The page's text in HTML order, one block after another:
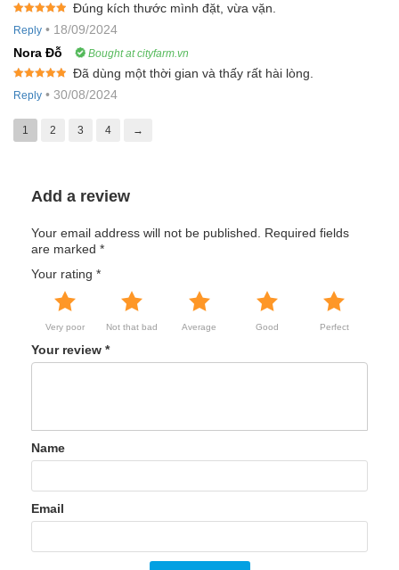
of 5
Đúng kích thước mình đặt, vừa vặn.
Reply • 18/09/2024
Nora Đỗ
Bought at cityfarm.vn
of 5
Đã dùng một thời gian và thấy rất hài lòng.
Reply • 30/08/2024
1 2 3 4 →
Add a review
Your email address will not be published.
Required fields
are marked *
Your rating *
Very poor Not that bad Average Good Perfect
Your review *
Name
Email